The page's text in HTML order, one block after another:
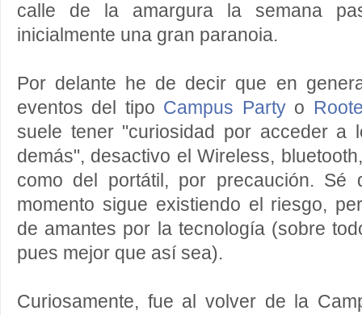
calle de la amargura la semana
inicialmente una gran paranoia.
Por delante he de decir que en
eventos del tipo Campus Partyo
suele tener "curiosidad por acceder a
demás", desactivo el Wireless,
como del portátil, por precaución. Sé
momento sigue existiendo el riesgo,
de amantes por la tecnología (sobre
pues mejor que así sea).
Curiosamente, fue al volver de la